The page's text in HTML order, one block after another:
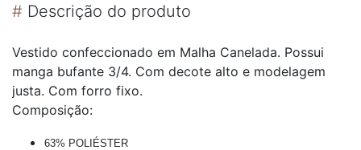
# Descrição do produto
Vestido confeccionado em Malha Canelada. Possui
manga bufante 3/4. Com decote alto e modelagem
justa. Com forro fixo.
Composição:
63% POLIÉSTER